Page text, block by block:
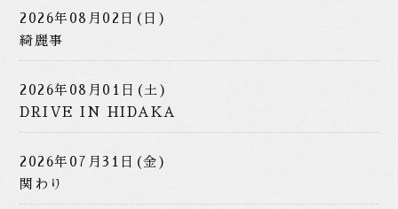
2026年08月02日(日)
綺麗事
2026年08月01日(土)
DRIVE IN HIDAKA
2026年07月31日(金)
関わり